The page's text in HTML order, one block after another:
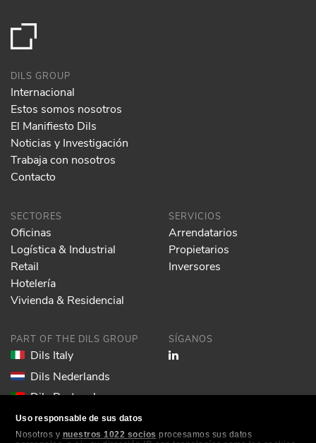
Uso responsable de sus datos
Nosotros y nuestros 1022 socios procesamos sus datos
DILS GROUP
Internacional
Estos somos nosotros
El Manifiesto Dils
Noticias y Investigación
Trabaja con nosotros
Contacto
SECTORES
Oficinas
Logística & Industrial
Retail
Hotelería
Vivienda & Residencial
SERVICIOS
Arrendatarios
Propietarios
Inversores
PART OF THE DILS GROUP
Dils Italy
Dils Nederlands
Dils Portugal
Dils Spain
Dils Lucas Fox
SÍGANOS